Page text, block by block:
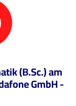
(B.Sc.) am
GmbH -